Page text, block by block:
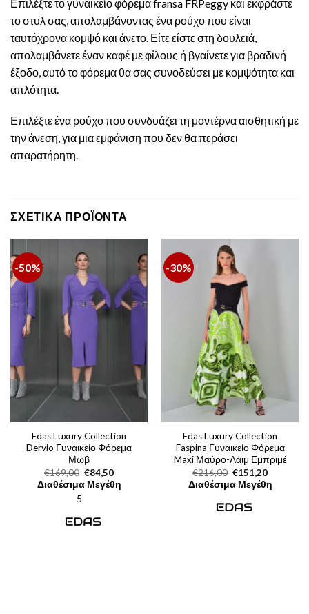
Επιλέξτε το γυναικείο φόρεμα fransa FRPeggy και εκφράστε
το στυλ σας, απολαμβάνοντας ένα ρούχο που είναι
ταυτόχρονα κομψό και άνετο. Είτε είστε στη δουλειά,
απολαμβάνετε έναν καφέ με φίλους ή βγαίνετε για βραδινή
έξοδο, αυτό το φόρεμα θα σας συνοδεύσει με κομψότητα και
απλότητα.
Επιλέξτε ένα ρούχο που συνδυάζει τη μοντέρνα αισθητική με
την άνεση, για μια εμφάνιση που δεν θα περάσει
απαρατήρητη.
ΣΧΕΤΙΚΆ ΠΡΟΪΌΝΤΑ
-50%
Edas Luxury Collection
Dervio Γυναικείο Φόρεμα
Μωβ
€169,00 Original
price
was:
€84,50Η
τρέχουσα
τιμή
Διαθέσιμα Μεγέθη
5
-30%
Edas Luxury Collection
Faspina Γυναικείο Φόρεμα
Maxi Μαύρο-Λάιμ Εμπριμέ
€216,00 Original
price
was:
€151,20Η
τρέχουσα
τιμή
Διαθέσιμα Μεγέθη